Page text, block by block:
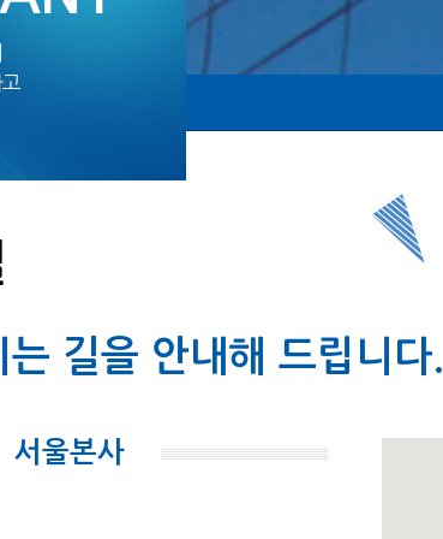
는 길을 안내해 드립니다.
서울본사